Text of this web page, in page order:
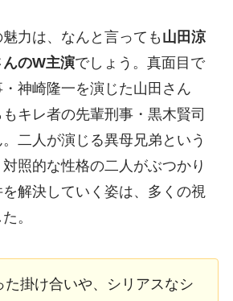
力は、なんと言っても 山田涼
のW主演でしょう。真面目で
神崎隆一を演じた山田さん
キレ者の先輩刑事・黒木賢司
二人が演じる異母兄弟という
照的な性格の二人がぶつかり
解決していく姿は、多くの視
。
た掛け合いや、シリアスなシ